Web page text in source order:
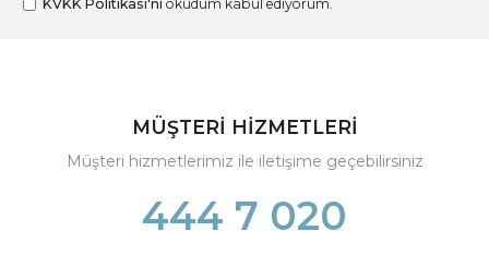
KVKK Politikası'nı okudum kabul ediyorum.
MÜŞTERİ HİZMETLERİ
Müşteri hizmetlerimiz ile iletişime geçebilirsiniz
444 7 020